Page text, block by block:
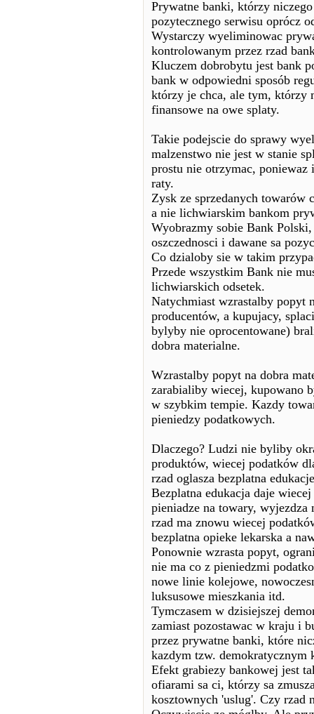
Prywatne banki, którzy
pozytecznego serwisu oprócz
Wystarczy wyeliminowac
kontrolowanym przez rzad
Kluczem dobrobytu jest bank
bank w odpowiedni sposób
którzy je chca, ale tym, którzy
finansowe na owe splaty.
Takie podejscie do sprawy
malzenstwo nie jest w stanie
prostu nie otrzymac, poniewaz
raty.
Zysk ze sprzedanych
a nie lichwiarskim bankom
Wyobrazmy sobie Bank
oszczednosci i dawane sa
Co dzialoby sie w takim
Przede wszystkim Bank nie
lichwiarskich odsetek.
Natychmiast wzrastalby popyt
producentów, a kupujacy,
bylyby nie oprocentowane)
dobra materialne.
Wzrastalby popyt na dobra
zarabialiby wiecej, kupowano
w szybkim tempie. Kazdy
pieniedzy podatkowych.
Dlaczego? Ludzi nie byliby
produktów, wiecej podatków
rzad oglasza bezplatna
Bezplatna edukacja daje
pieniadze na towary,
rzad ma znowu wiecej
bezplatna opieke lekarska a
Ponownie wzrasta popyt,
nie ma co z pieniedzmi
nowe linie kolejowe,
luksusowe mieszkania itd.
Tymczasem w dzisiejszej
zamiast pozostawac w kraju i
przez prywatne banki, które
kazdym tzw. demokratycznym
Efekt grabiezy bankowej jest
ofiarami sa ci, którzy sa
kosztownych 'uslug'. Czy rzad